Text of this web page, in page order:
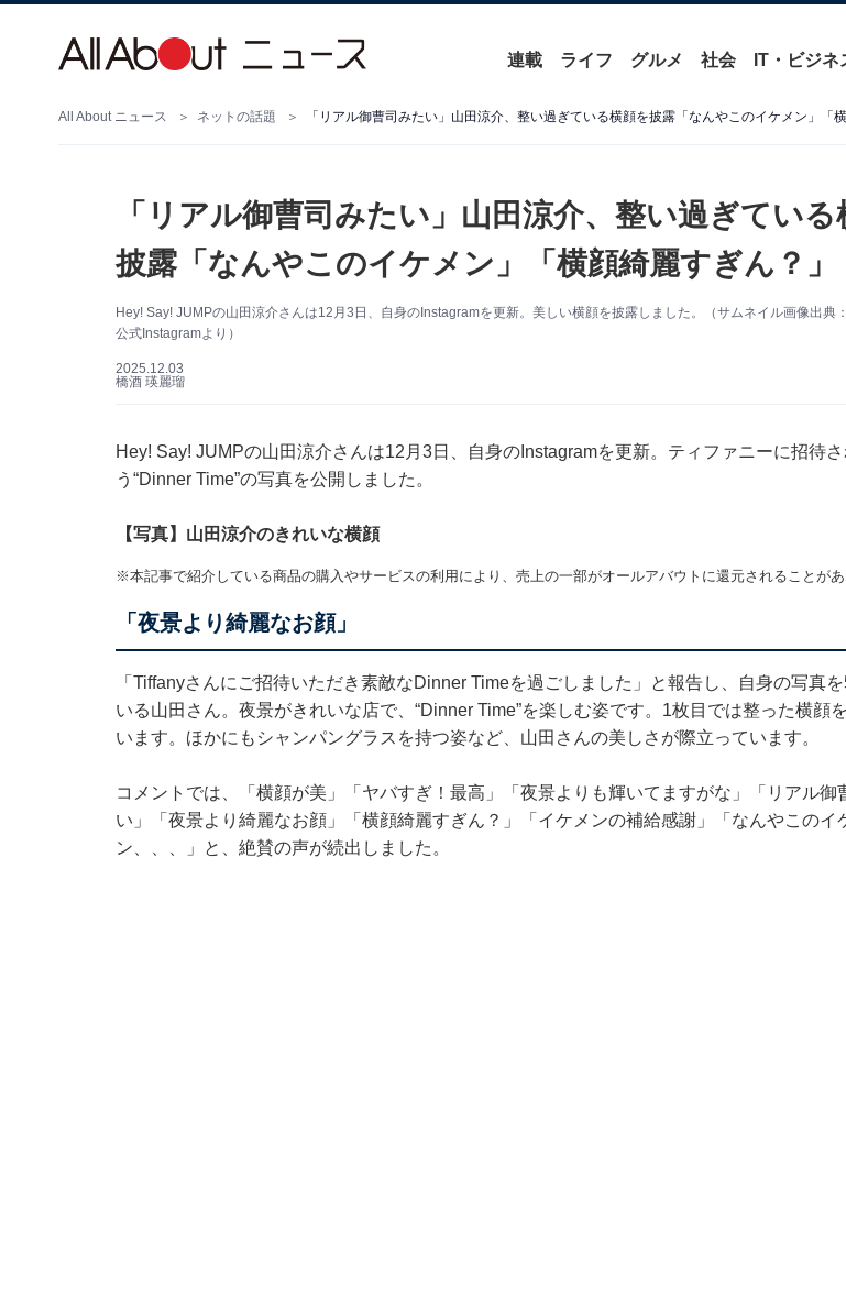
連載 ライフ グルメ 社会 IT・ビジネ
All About ニュース ネットの話題
「リアル御曹司みたい」山田涼介、整い過ぎている
披露「なんやこのイケメン」「横顔綺麗すぎん？」
Hey! Say! JUMPの山田涼介さんは12月3日、自身のInstagramを更新。美しい横顔を披露しました。（サムネイル画像出典
公式Instagramより）
2025.12.03
橋酒 瑛麗瑠
Hey! Say! JUMPの山田涼介さんは12月3日、自身のInstagramを更新。ティファニーに招待
う“Dinner Time”の写真を公開しました。
【写真】山田涼介のきれいな横顔
※本記事で紹介している商品の購入やサービスの利用により、売上の一部がオールアバウトに還元されることがあ
「夜景より綺麗なお顔」
「Tiffanyさんにご招待いただき素敵なDinner Timeを過ごしました」と報告し、自身の写真
いる山田さん。夜景がきれいな店で、“Dinner Time”を楽しむ姿です。1枚目では整った横顔
います。ほかにもシャンパングラスを持つ姿など、山田さんの美しさが際立っています。
コメントでは、「横顔が美」「ヤバすぎ！最高」「夜景よりも輝いてますがな」「リアル御
い」「夜景より綺麗なお顔」「横顔綺麗すぎん？」「イケメンの補給感謝」「なんやこのイ
ン、、、」と、絶賛の声が続出しました。